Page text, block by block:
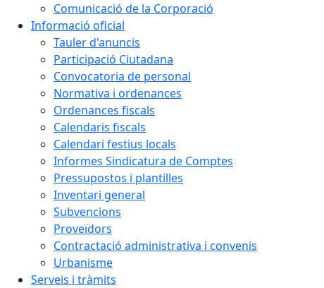
Comunicació de la Corporació
Informació oficial
Tauler d'anuncis
Participació Ciutadana
Convocatoria de personal
Normativa i ordenances
Ordenances fiscals
Calendaris fiscals
Calendari festius locals
Informes Sindicatura de Comptes
Pressupostos i plantilles
Inventari general
Subvencions
Proveïdors
Contractació administrativa i convenis
Urbanisme
Serveis i tràmits